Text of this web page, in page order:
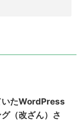
いたWordPress
（改ざん）さ